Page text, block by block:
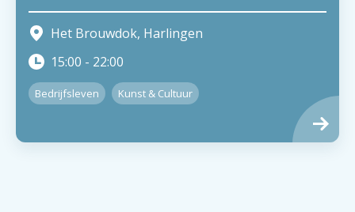
Het Brouwdok, Harlingen
15:00 - 22:00
Bedrijfsleven Kunst & Cultuur